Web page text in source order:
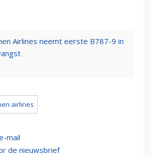
Airlines neemt eerste B787-9 in
airlines
mail
de nieuwsbrief